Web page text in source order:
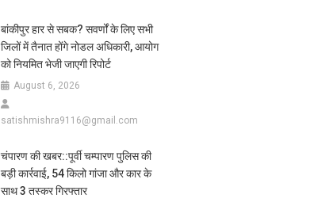
बांकीपुर हार से सबक? सवर्णों के लिए सभी
जिलों में तैनात होंगे नोडल अधिकारी, आयोग
को नियमित भेजी जाएगी रिपोर्ट
August 6, 2026
satishmishra9116@gmail.com
चंपारण की खबर::पूर्वी चम्पारण पुलिस की
बड़ी कार्रवाई, 54 किलो गांजा और कार के
साथ 3 तस्कर गिरफ्तार